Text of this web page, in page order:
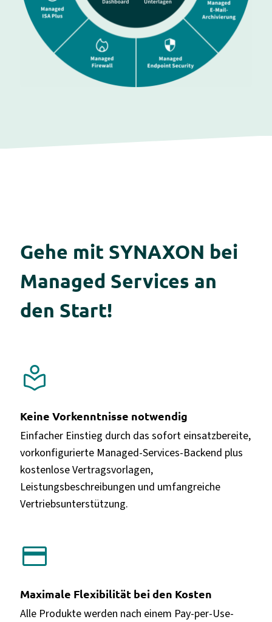
Gehe mit SYNAXON bei
Managed Services an
den Start!
local_library
Keine Vorkenntnisse notwendig
Einfacher Einstieg durch das sofort einsatzbereite,
vorkonfigurierte Managed-Services-Backend plus
kostenlose Vertragsvorlagen,
Leistungsbeschreibungen und umfangreiche
Vertriebsunterstützung.
credit_card
Maximale Flexibilität bei den Kosten
Alle Produkte werden nach einem Pay-per-Use-